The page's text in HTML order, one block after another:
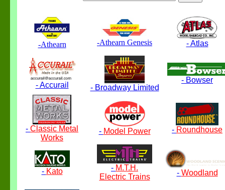
-Athearn -Athearn Genesis - Atlas
- Accurail - Broadway Limited
- Bowser
- Classic Metal
Works
- Model Power - Roundhouse
- Kato - M.T.H.
Electric Trains
- Woodland